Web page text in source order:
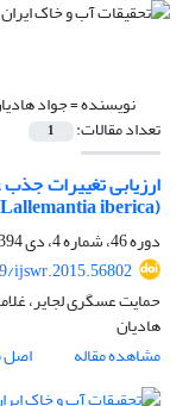
نویسنده =جواد
تعداد مقالات: 1
ارزیابی تغییرات
(Lallemantia iberica) تحت تاثیر مقادیر مختلف مس و روی
دوره 46، شماره 4، دی 1394، صفحه
ijswr.2015.56802
حمایت عسگری لجایر،
هادیان
مشاهده مقاله
اصل